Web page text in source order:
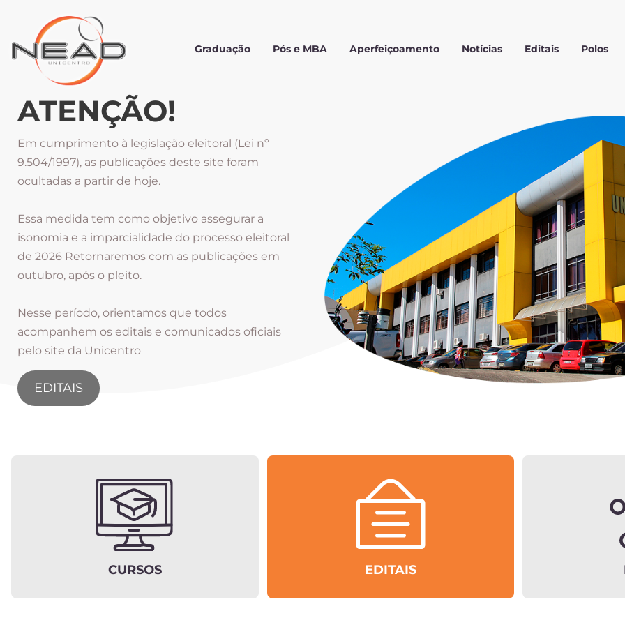
Graduação Pós e MBA Aperfeiçoamento Notícias Editais Polos
ATENÇÃO!
Em cumprimento à legislação eleitoral (Lei nº
9.504/1997), as publicações deste site foram
ocultadas a partir de hoje.
Essa medida tem como objetivo assegurar a
isonomia e a imparcialidade do processo eleitoral
de 2026 Retornaremos com as publicações em
outubro, após o pleito.
Nesse período, orientamos que todos
acompanhem os editais e comunicados oficiais
pelo site da Unicentro
EDITAIS
CURSOS EDITAIS